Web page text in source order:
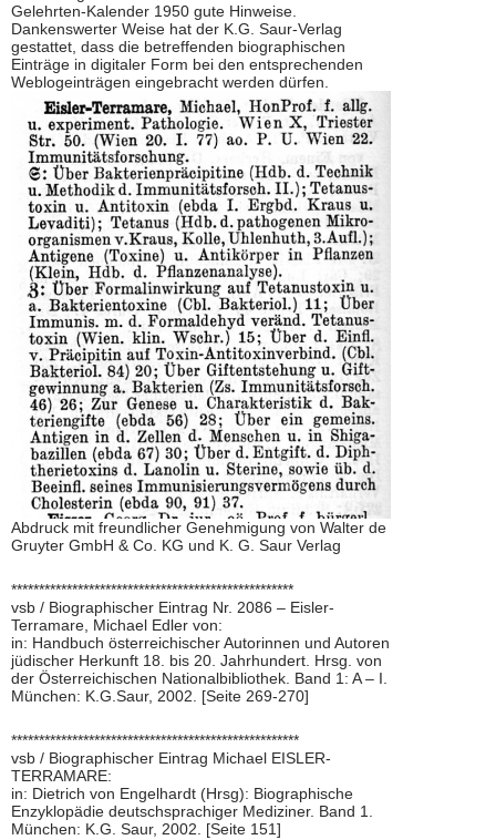
Gelehrten-Kalender 1950 gute Hinweise.
Dankenswerter Weise hat der K.G. Saur-Verlag
gestattet, dass die betreffenden biographischen
Einträge in digitaler Form bei den entsprechenden
Weblogeinträgen eingebracht werden dürfen.
Abdruck mit freundlicher Genehmigung von Walter de
Gruyter GmbH & Co. KG und K. G. Saur Verlag
***************************************************
vsb / Biographischer Eintrag Nr. 2086 – Eisler-
Terramare, Michael Edler von:
in: Handbuch österreichischer Autorinnen und Autoren
jüdischer Herkunft 18. bis 20. Jahrhundert. Hrsg. von
der Österreichischen Nationalbibliothek. Band 1: A – I.
München: K.G.Saur, 2002. [Seite 269-270]
****************************************************
vsb / Biographischer Eintrag Michael EISLER-
TERRAMARE:
in: Dietrich von Engelhardt (Hrsg): Biographische
Enzyklopädie deutschsprachiger Mediziner. Band 1.
München: K.G. Saur, 2002. [Seite 151]